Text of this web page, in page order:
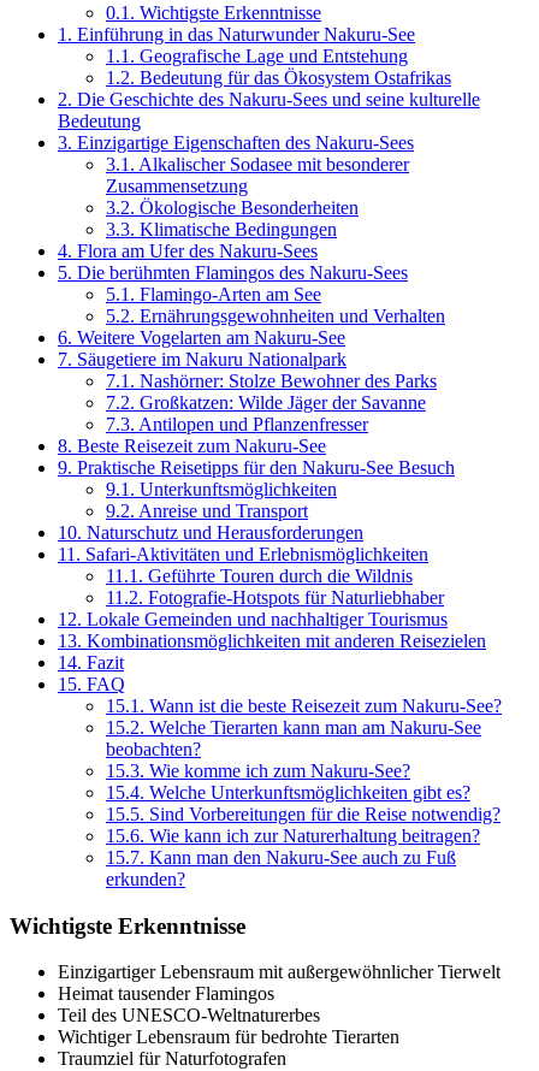
0.1. Wichtigste Erkenntnisse
1. Einführung in das Naturwunder Nakuru-See
1.1. Geografische Lage und Entstehung
1.2. Bedeutung für das Ökosystem Ostafrikas
2. Die Geschichte des Nakuru-Sees und seine kulturelle
Bedeutung
3. Einzigartige Eigenschaften des Nakuru-Sees
3.1. Alkalischer Sodasee mit besonderer
Zusammensetzung
3.2. Ökologische Besonderheiten
3.3. Klimatische Bedingungen
4. Flora am Ufer des Nakuru-Sees
5. Die berühmten Flamingos des Nakuru-Sees
5.1. Flamingo-Arten am See
5.2. Ernährungsgewohnheiten und Verhalten
6. Weitere Vogelarten am Nakuru-See
7. Säugetiere im Nakuru Nationalpark
7.1. Nashörner: Stolze Bewohner des Parks
7.2. Großkatzen: Wilde Jäger der Savanne
7.3. Antilopen und Pflanzenfresser
8. Beste Reisezeit zum Nakuru-See
9. Praktische Reisetipps für den Nakuru-See Besuch
9.1. Unterkunftsmöglichkeiten
9.2. Anreise und Transport
10. Naturschutz und Herausforderungen
11. Safari-Aktivitäten und Erlebnismöglichkeiten
11.1. Geführte Touren durch die Wildnis
11.2. Fotografie-Hotspots für Naturliebhaber
12. Lokale Gemeinden und nachhaltiger Tourismus
13. Kombinationsmöglichkeiten mit anderen Reisezielen
14. Fazit
15. FAQ
15.1. Wann ist die beste Reisezeit zum Nakuru-See?
15.2. Welche Tierarten kann man am Nakuru-See
beobachten?
15.3. Wie komme ich zum Nakuru-See?
15.4. Welche Unterkunftsmöglichkeiten gibt es?
15.5. Sind Vorbereitungen für die Reise notwendig?
15.6. Wie kann ich zur Naturerhaltung beitragen?
15.7. Kann man den Nakuru-See auch zu Fuß
erkunden?
Wichtigste Erkenntnisse
Einzigartiger Lebensraum mit außergewöhnlicher Tierwelt
Heimat tausender Flamingos
Teil des UNESCO-Weltnaturerbes
Wichtiger Lebensraum für bedrohte Tierarten
Traumziel für Naturfotografen